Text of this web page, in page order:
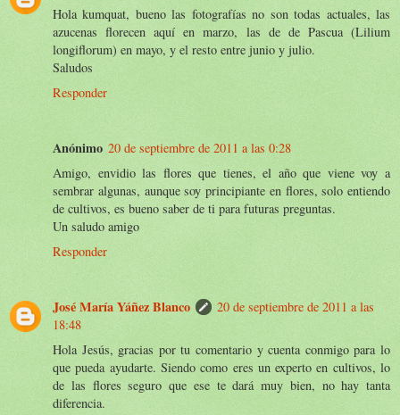
Hola kumquat, bueno las fotografías no son todas actuales, las
azucenas florecen aquí en marzo, las de de Pascua (Lilium
longiflorum) en mayo, y el resto entre junio y julio.
Saludos
Responder
Anónimo 20 de septiembre de 2011 a las 0:28
Amigo, envidio las flores que tienes, el año que viene voy a
sembrar algunas, aunque soy principiante en flores, solo entiendo
de cultivos, es bueno saber de ti para futuras preguntas.
Un saludo amigo
Responder
José María Yáñez Blanco
20 de septiembre de 2011 a las
18:48
Hola Jesús, gracias por tu comentario y cuenta conmigo para lo
que pueda ayudarte. Siendo como eres un experto en cultivos, lo
de las flores seguro que ese te dará muy bien, no hay tanta
diferencia.